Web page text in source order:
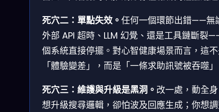
死穴二：單點失效。 任何一個環節出錯——無
外部 API 超時、LLM 幻覺、還是工具鏈斷裂
個系統直接停擺。對心智健康場景而言，這
「體驗變差」，而是「一條求助訊號被吞噬
死穴三：維護與升級是黑洞。 改一處，動全
想升級搜尋邏輯，卻怕波及回應生成；你想